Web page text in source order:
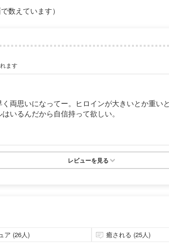
数えています）
ます
両思いになってー。ヒロインが大きいとか重い
いるんだから自信持って欲しい。
レビューを見る
ア (26人) 癒される (25人)